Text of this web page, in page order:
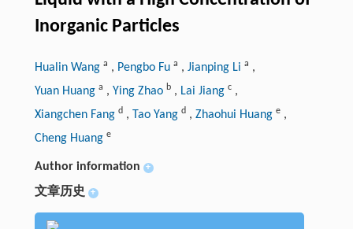
Inorganic Particles
Hualin Wang a , Pengbo Fu a , Jianping Li a ,
Yuan Huang a , Ying Zhao b, Lai Jiang c,
Xiangchen Fang d, Tao Yang d, Zhaohui Huang e,
Cheng Huang e
Author information +
文章历史 +